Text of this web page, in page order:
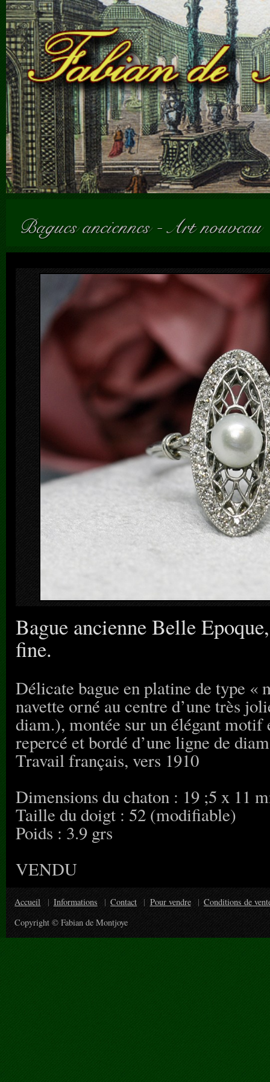
Bagues anciennes Art nouveau
Bague ancienne Belle
fine.
Délicate bague en platine de type «
navette orné au centre d’une très
diam.), montée sur un élégant
repercé et bordé d’une ligne de
Travail français, vers 1910
Dimensions du chaton : 19 ;5 x 11
Taille du doigt : 52 (modifiable)
Poids : 3.9 grs
VENDU
Accueil Informations Contact Pour vendre
Conditions de
Copyright © Fabian de Montjoye